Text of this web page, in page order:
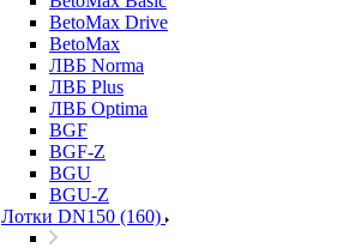
BetoMax Drive
BetoMax
ЛВБ Norma
ЛВБ Plus
ЛВБ Optima
BGF
BGF-Z
BGU
BGU-Z
Лотки DN150 (160)